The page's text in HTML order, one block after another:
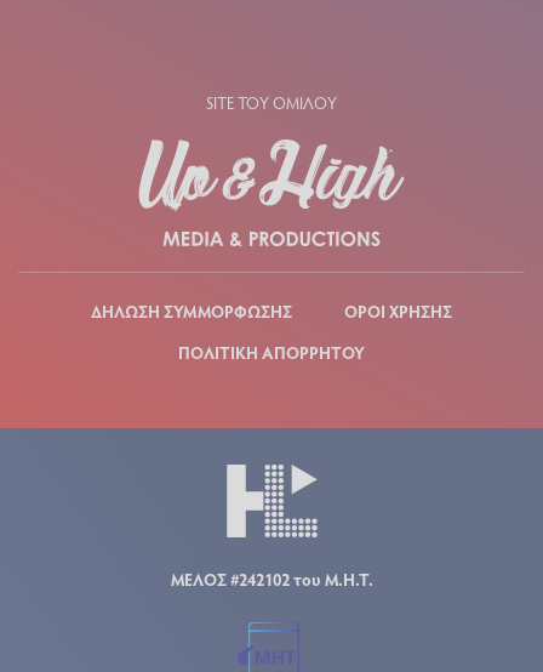
SITE ΤΟΥ ΟΜΙΛΟΥ
ΔΗΛΩΣΗ ΣΥΜΜΟΡΦΩΣΗΣ
ΟΡΟΙ ΧΡΗΣΗΣ
ΠΟΛΙΤΙΚΗ ΑΠΟΡΡΗΤΟΥ
ΜΕΛΟΣ #242102 του Μ.Η.Τ.